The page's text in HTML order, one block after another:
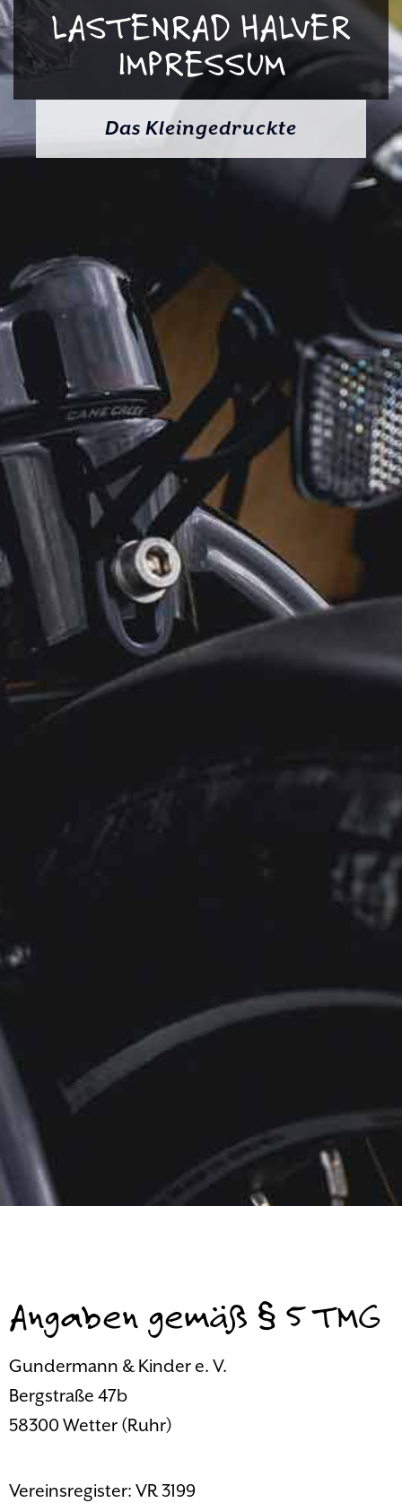
LASTENRAD HALVER
IMPRESSUM
Das Kleingedruckte
Angaben gemäß § 5 TMG
Gundermann & Kinder e. V.
Bergstraße 47b
58300 Wetter (Ruhr)
Vereinsregister: VR 3199